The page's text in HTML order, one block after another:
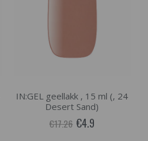
IN:GEL geellakk , 15 ml (, 24
Desert Sand)
€17.26 €4.9